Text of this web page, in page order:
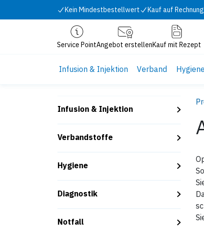
Kein Mindestbestellwert Kauf auf
Service PointAngebot erstellenKauf mit Rezept
Infusion & Injektion Verband Hygiene
Infusion & Injektion
Verbandstoffe
Hygiene
Diagnostik
Notfall